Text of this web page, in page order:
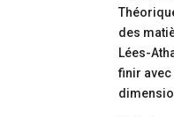
des
Lées-
finir avec